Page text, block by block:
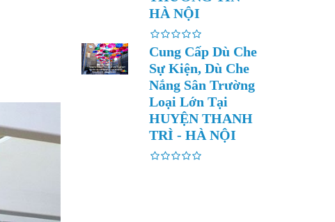
HÀ NỘI
Cung Cấp Dù Che
Sự Kiện, Dù Che
Nắng Sân Trường
Loại Lớn Tại
HUYỆN THANH
TRÌ - HÀ NỘI